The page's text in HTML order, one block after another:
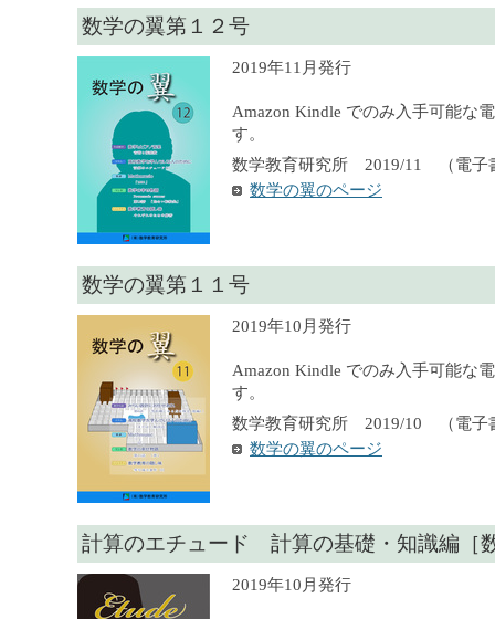
数学の翼第１２号
2019年11月発行
Amazon Kindle でのみ入手可能な
す。
数学教育研究所 2019/11 （電子
数学の翼のページ
数学の翼第１１号
2019年10月発行
Amazon Kindle でのみ入手可能な
す。
数学教育研究所 2019/10 （電子
数学の翼のページ
計算のエチュード 計算の基礎・知識編［
2019年10月発行